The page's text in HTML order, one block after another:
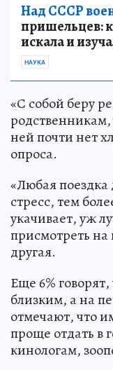
Над СССР
пришельцев:
искала и
НАУКА
«С собой беру
родственникам,
ней почти нет
опроса.
«Любая
стресс, тем
укачивает, уж
присмотреть на
другая.
Еще 6%
близким, а на
отмечают, что
проще отдать в
кинологам,